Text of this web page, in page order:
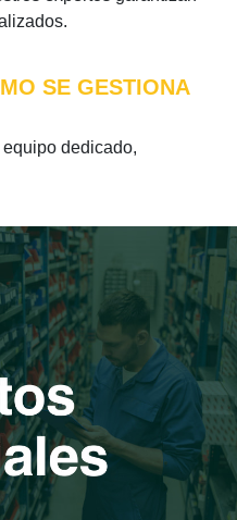
SE GESTIONA
dedicado,